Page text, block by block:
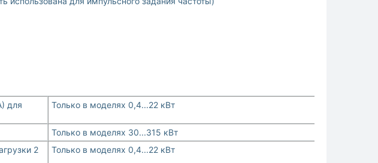
для
Только в моделях 0,4...22 кВт
Только в моделях 30...315 кВт
2
Только в моделях 0,4...22 кВт